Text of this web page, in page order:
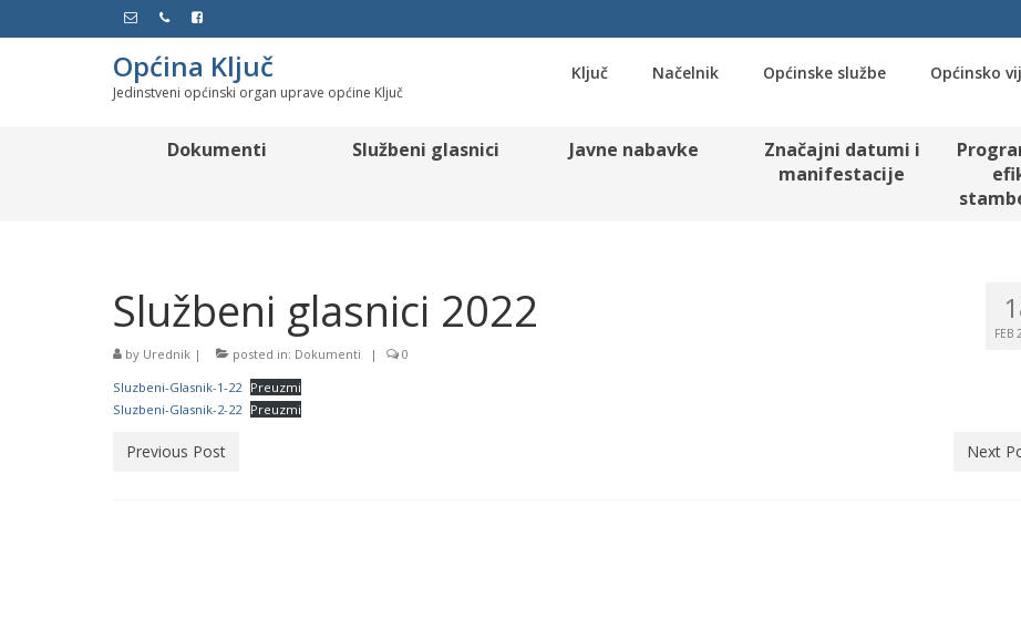
Općina Ključ
Jedinstveni općinski organ uprave općine Ključ
Ključ Načelnik Općinske službe Općinsko
Dokumenti Službeni glasnici Javne nabavke
Značajni datumi i
manifestacije
FEB
Službeni glasnici 2022
by Urednik | posted in: Dokumenti |
0
Sluzbeni-Glasnik-1-22 Preuzmi
Sluzbeni-Glasnik-2-22 Preuzmi
Previous Post Next